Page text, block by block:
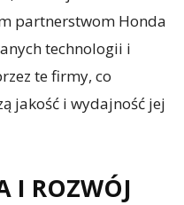
partnerstwom Honda
technologii i
te firmy, co
jakość i wydajność jej
I ROZWÓJ